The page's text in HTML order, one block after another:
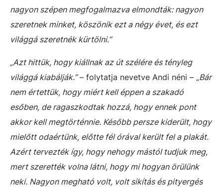
nagyon szépen megfogalmazva elmondták: nagyon
szeretnek minket, köszönik ezt a négy évet, és ezt
világgá szeretnék kürtölni.”
„Azt hittük, hogy kiállnak az út szélére és tényleg
világgá kiabálják.”– folytatja nevetve Andi néni – „Bár
nem értettük, hogy miért kell éppen a szakadó
esőben, de ragaszkodtak hozzá, hogy ennek pont
akkor kell megtörténnie. Később persze kiderült, hogy
mielőtt odaértünk, előtte fél órával került fel a plakát.
Azért tervezték így, hogy nehogy mástól tudjuk meg,
mert szerették volna látni, hogy mi hogyan örülünk
neki. Nagyon megható volt, volt sikítás és pityergés